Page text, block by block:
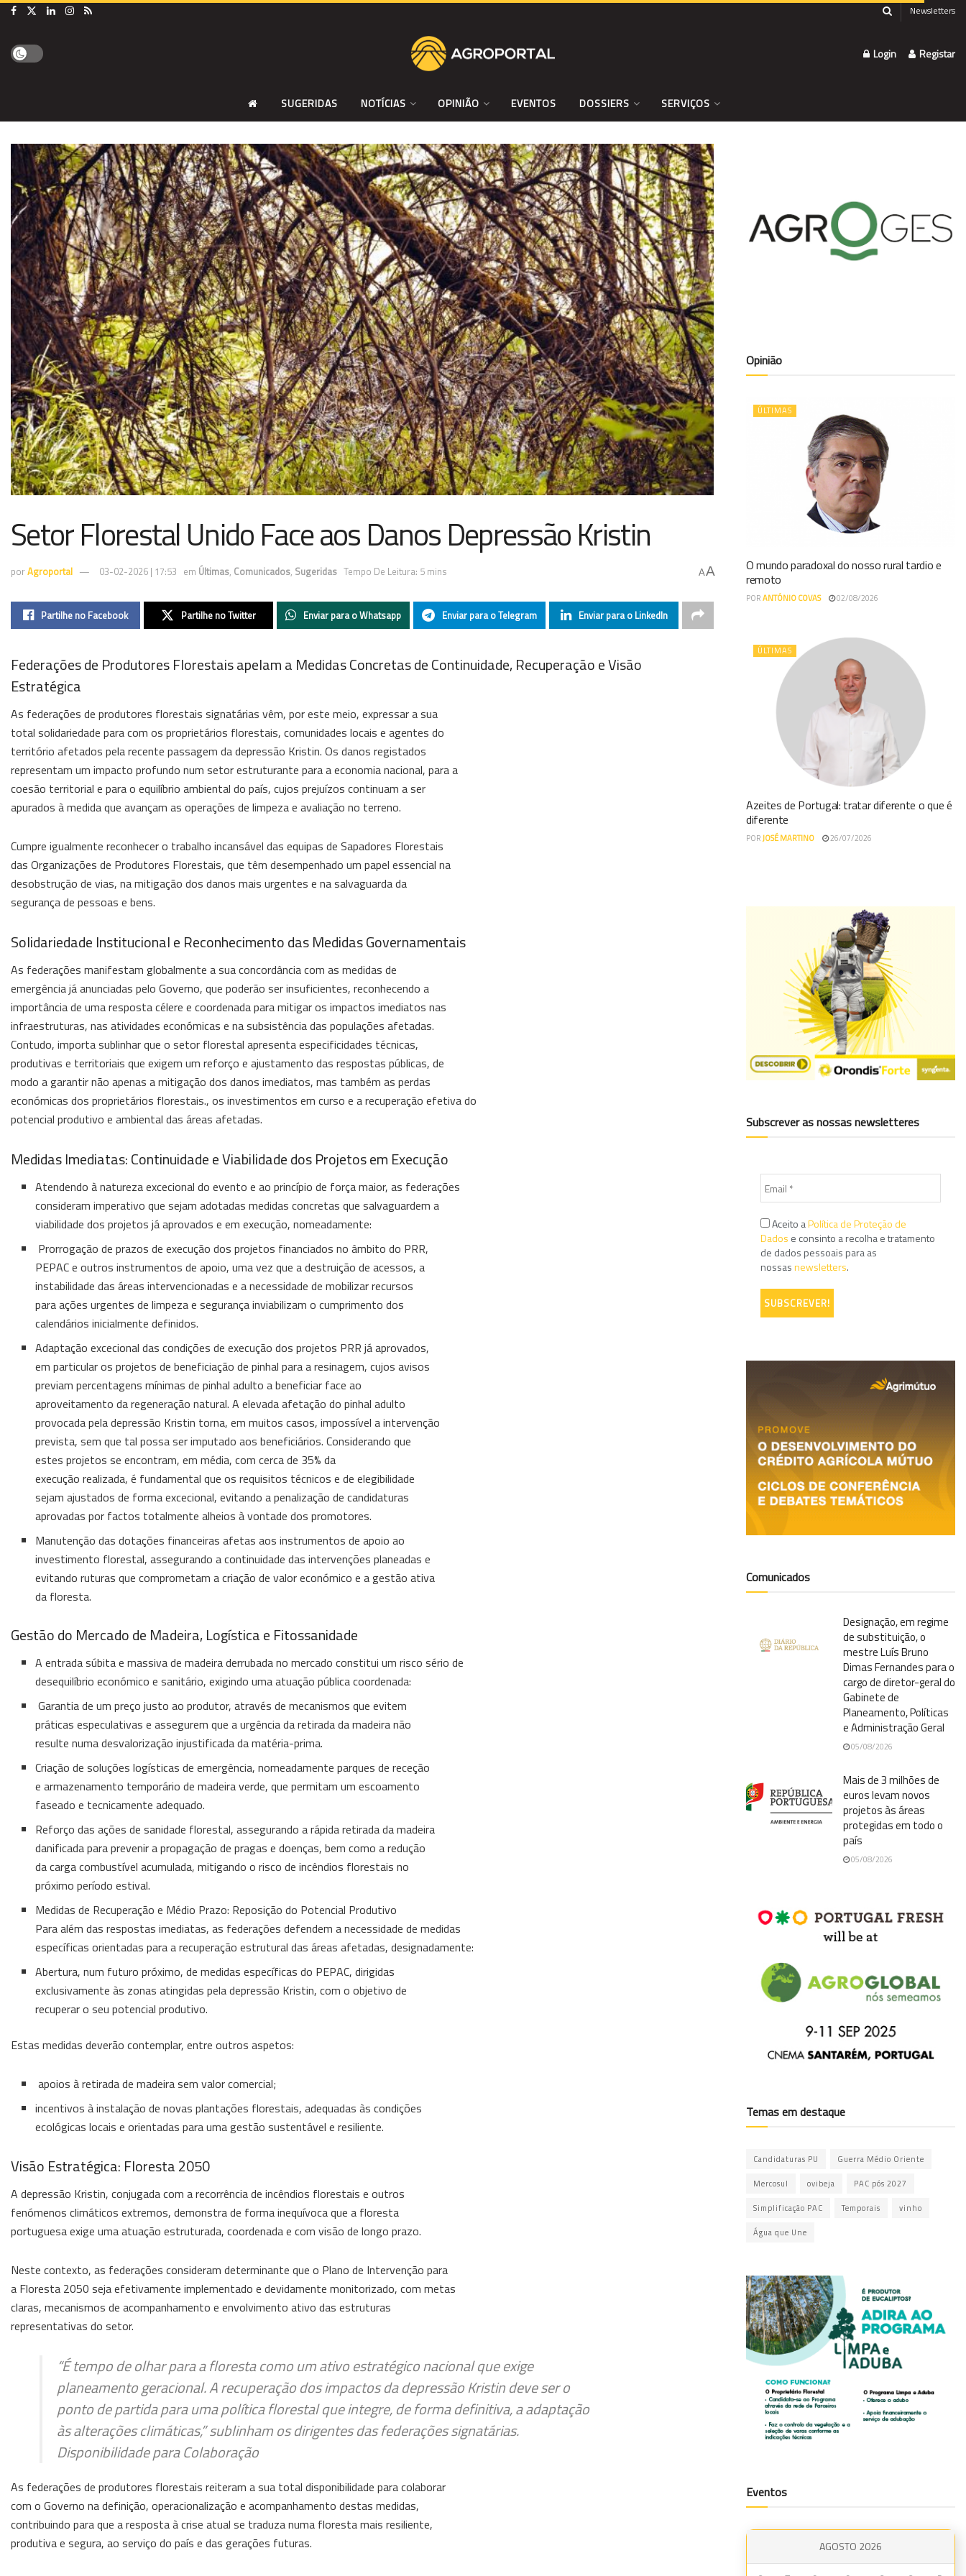
Newsletters
Login Registar
SUGERIDAS NOTÍCIAS OPINIÃO EVENTOS DOSSIERS SERVIÇOS
Setor Florestal Unido Face aos Danos Depressão Kristin
porAgroportal 03-02-2026 | 17:53 em Últimas, Comunicados, Sugeridas Tempo De Leitura: 5 mins AA
Partilhe no Facebook Partilhe no Twitter Enviar para o Whatsapp Enviar para o Telegram Enviar para o LinkedIn
Federações de Produtores Florestais apelam a Medidas Concretas de Continuidade, Recuperação e Visão
Estratégica
As federações de produtores florestais signatárias vêm, por este meio, expressar a sua
total solidariedade para com os proprietários florestais, comunidades locais e agentes do
território afetados pela recente passagem da depressão Kristin. Os danos registados
representam um impacto profundo num setor estruturante para a economia nacional, para a
coesão territorial e para o equilíbrio ambiental do país, cujos prejuízos continuam a ser
apurados à medida que avançam as operações de limpeza e avaliação no terreno.
Cumpre igualmente reconhecer o trabalho incansável das equipas de Sapadores Florestais
das Organizações de Produtores Florestais, que têm desempenhado um papel essencial na
desobstrução de vias, na mitigação dos danos mais urgentes e na salvaguarda da
segurança de pessoas e bens.
Solidariedade Institucional e Reconhecimento das Medidas Governamentais
As federações manifestam globalmente a sua concordância com as medidas de
emergência já anunciadas pelo Governo, que poderão ser insuficientes, reconhecendo a
importância de uma resposta célere e coordenada para mitigar os impactos imediatos nas
infraestruturas, nas atividades económicas e na subsistência das populações afetadas.
Contudo, importa sublinhar que o setor florestal apresenta especificidades técnicas,
produtivas e territoriais que exigem um reforço e ajustamento das respostas públicas, de
modo a garantir não apenas a mitigação dos danos imediatos, mas também as perdas
económicas dos proprietários florestais., os investimentos em curso e a recuperação efetiva do
potencial produtivo e ambiental das áreas afetadas.
Medidas Imediatas: Continuidade e Viabilidade dos Projetos em Execução
Atendendo à natureza excecional do evento e ao princípio de força maior, as federações
consideram imperativo que sejam adotadas medidas concretas que salvaguardem a
viabilidade dos projetos já aprovados e em execução, nomeadamente:
Prorrogação de prazos de execução dos projetos financiados no âmbito do PRR,
PEPAC e outros instrumentos de apoio, uma vez que a destruição de acessos, a
instabilidade das áreas intervencionadas e a necessidade de mobilizar recursos
para ações urgentes de limpeza e segurança inviabilizam o cumprimento dos
calendários inicialmente definidos.
Adaptação excecional das condições de execução dos projetos PRR já aprovados,
em particular os projetos de beneficiação de pinhal para a resinagem, cujos avisos
previam percentagens mínimas de pinhal adulto a beneficiar face ao
aproveitamento da regeneração natural. A elevada afetação do pinhal adulto
provocada pela depressão Kristin torna, em muitos casos, impossível a intervenção
prevista, sem que tal possa ser imputado aos beneficiários. Considerando que
estes projetos se encontram, em média, com cerca de 35% da
execução realizada, é fundamental que os requisitos técnicos e de elegibilidade
sejam ajustados de forma excecional, evitando a penalização de candidaturas
aprovadas por factos totalmente alheios à vontade dos promotores.
Manutenção das dotações financeiras afetas aos instrumentos de apoio ao
investimento florestal, assegurando a continuidade das intervenções planeadas e
evitando ruturas que comprometam a criação de valor económico e a gestão ativa
da floresta.
Gestão do Mercado de Madeira, Logística e Fitossanidade
A entrada súbita e massiva de madeira derrubada no mercado constitui um risco sério de
desequilíbrio económico e sanitário, exigindo uma atuação pública coordenada:
Garantia de um preço justo ao produtor, através de mecanismos que evitem
práticas especulativas e assegurem que a urgência da retirada da madeira não
resulte numa desvalorização injustificada da matéria-prima.
Criação de soluções logísticas de emergência, nomeadamente parques de receção
e armazenamento temporário de madeira verde, que permitam um escoamento
faseado e tecnicamente adequado.
Reforço das ações de sanidade florestal, assegurando a rápida retirada da madeira
danificada para prevenir a propagação de pragas e doenças, bem como a redução
da carga combustível acumulada, mitigando o risco de incêndios florestais no
próximo período estival.
Medidas de Recuperação e Médio Prazo: Reposição do Potencial Produtivo
Para além das respostas imediatas, as federações defendem a necessidade de medidas
específicas orientadas para a recuperação estrutural das áreas afetadas, designadamente:
Abertura, num futuro próximo, de medidas específicas do PEPAC, dirigidas
exclusivamente às zonas atingidas pela depressão Kristin, com o objetivo de
recuperar o seu potencial produtivo.
Estas medidas deverão contemplar, entre outros aspetos:
apoios à retirada de madeira sem valor comercial;
incentivos à instalação de novas plantações florestais, adequadas às condições
ecológicas locais e orientadas para uma gestão sustentável e resiliente.
Visão Estratégica: Floresta 2050
A depressão Kristin, conjugada com a recorrência de incêndios florestais e outros
fenómenos climáticos extremos, demonstra de forma inequívoca que a floresta
portuguesa exige uma atuação estruturada, coordenada e com visão de longo prazo.
Neste contexto, as federações consideram determinante que o Plano de Intervenção para
a Floresta 2050 seja efetivamente implementado e devidamente monitorizado, com metas
claras, mecanismos de acompanhamento e envolvimento ativo das estruturas
representativas do setor.
“É tempo de olhar para a floresta como um ativo estratégico nacional que exige
planeamento geracional. A recuperação dos impactos da depressão Kristin deve ser o
ponto de partida para uma política florestal que integre, de forma definitiva, a adaptação
às alterações climáticas,” sublinham os dirigentes das federações signatárias.
Disponibilidade para Colaboração
As federações de produtores florestais reiteram a sua total disponibilidade para colaborar
com o Governo na definição, operacionalização e acompanhamento destas medidas,
contribuindo para que a resposta à crise atual se traduza numa floresta mais resiliente,
produtiva e segura, ao serviço do país e das gerações futuras.
Opinião
ÚLTIMAS
O mundo paradoxal do nosso rural tardio e
remoto
PORANTÓNIO COVAS 02/08/2026
ÚLTIMAS
Azeites de Portugal: tratar diferente o que é
diferente
PORJOSÉ MARTINO 26/07/2026
Subscrever as nossas newsletteres
Aceito aPolítica de Proteção de
Dados e consinto a recolha e tratamento
de dados pessoais para as
nossasnewsletters.
Comunicados
Designação, em regime
de substituição, o
mestre Luís Bruno
Dimas Fernandes para o
cargo de diretor-geral do
Gabinete de
Planeamento, Políticas
e Administração Geral
05/08/2026
Mais de 3 milhões de
euros levam novos
projetos às áreas
protegidas em todo o
país
05/08/2026
Temas em destaque
Candidaturas PU Guerra Médio Oriente
Mercosul ovibeja PAC pós 2027
Simplificação PAC Temporais vinho
Água que Une
Eventos
AGOSTO 2026